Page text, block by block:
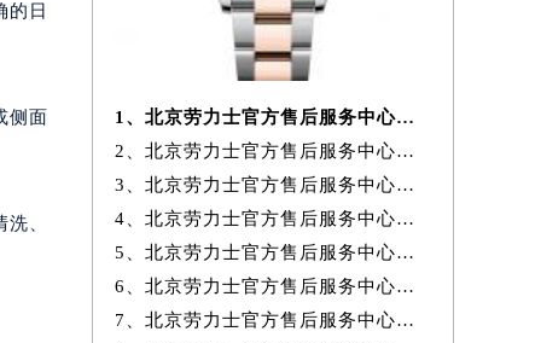
的日
侧面
、
1、北京劳力士官方售后服务中心｜详细地址与24小时售后电话权威信息公
2、北京劳力士官方售后服务中心｜维修地址及售后服务热线权威信息公示
3、北京劳力士官方售后服务中心｜全新官方电话和维修地址权威信息公示
4、北京劳力士官方售后服务中心｜官方电话及详细维修地址权威信息公示
5、北京劳力士官方售后服务中心｜官方电话及详细网点地址权威信息公示
6、北京劳力士官方售后服务中心｜全新维修地址和售后服务电话权威信息
7、北京劳力士官方售后服务中心｜全新官方地址及客服热线权威信息公示